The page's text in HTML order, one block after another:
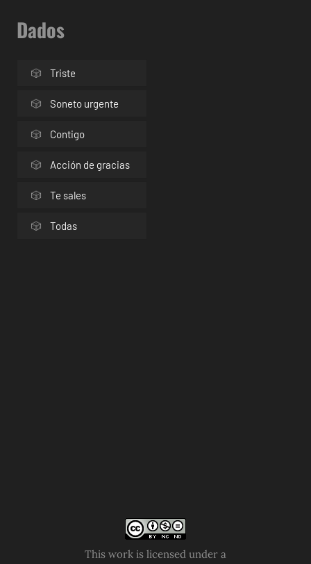
Dados
Triste
Soneto urgente
Contigo
Acción de gracias
Te sales
Todas
This work is licensed under a